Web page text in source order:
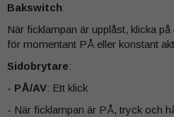
Bakswitch:
När ficklampan är upplåst, klicka
för momentant PÅ eller konstant
Sidobrytare:
- PÅ/AV: Ett klick
- När ficklampan är PÅ, tryck och